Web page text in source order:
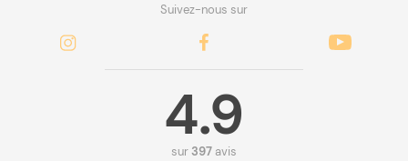
Suivez-nous sur
4.9
sur397 avis